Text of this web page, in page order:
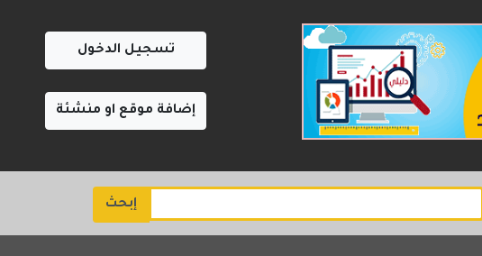
تسجيل الدخول
إضافة موقع او منشئة
إبحث